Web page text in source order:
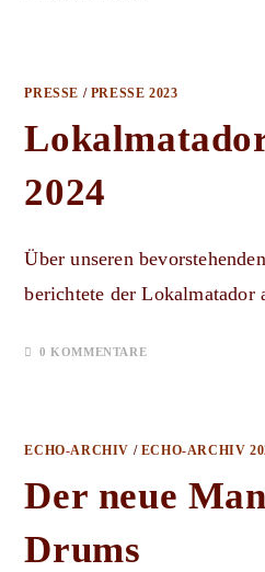
PRESSE / PRESSE 2023
2024
Über unseren
berichtete der Lokalmatador
0 KOMMENTARE
ECHO-ARCHIV / ECHO-ARCHIV
Der neue
Drums